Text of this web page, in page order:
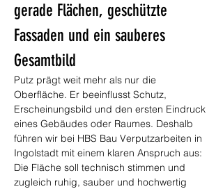
gerade Flächen, geschützte
Fassaden und ein sauberes
Gesamtbild
Putz prägt weit mehr als nur die
Oberfläche. Er beeinflusst Schutz,
Erscheinungsbild und den ersten Eindruck
eines Gebäudes oder Raumes. Deshalb
führen wir bei HBS Bau Verputzarbeiten in
Ingolstadt mit einem klaren Anspruch aus:
Die Fläche soll technisch stimmen und
zugleich ruhig, sauber und hochwertig